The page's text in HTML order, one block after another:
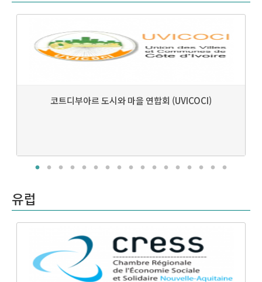
코트디부아르 도시와 마을 연합회 (UVICOCI)
유럽